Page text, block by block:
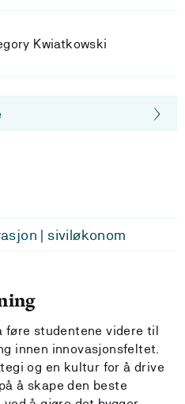
Kwiatkowski
| siviløkonom
føre studentene videre til
innen innovasjonsfeltet.
og en kultur for å drive
å skape den beste